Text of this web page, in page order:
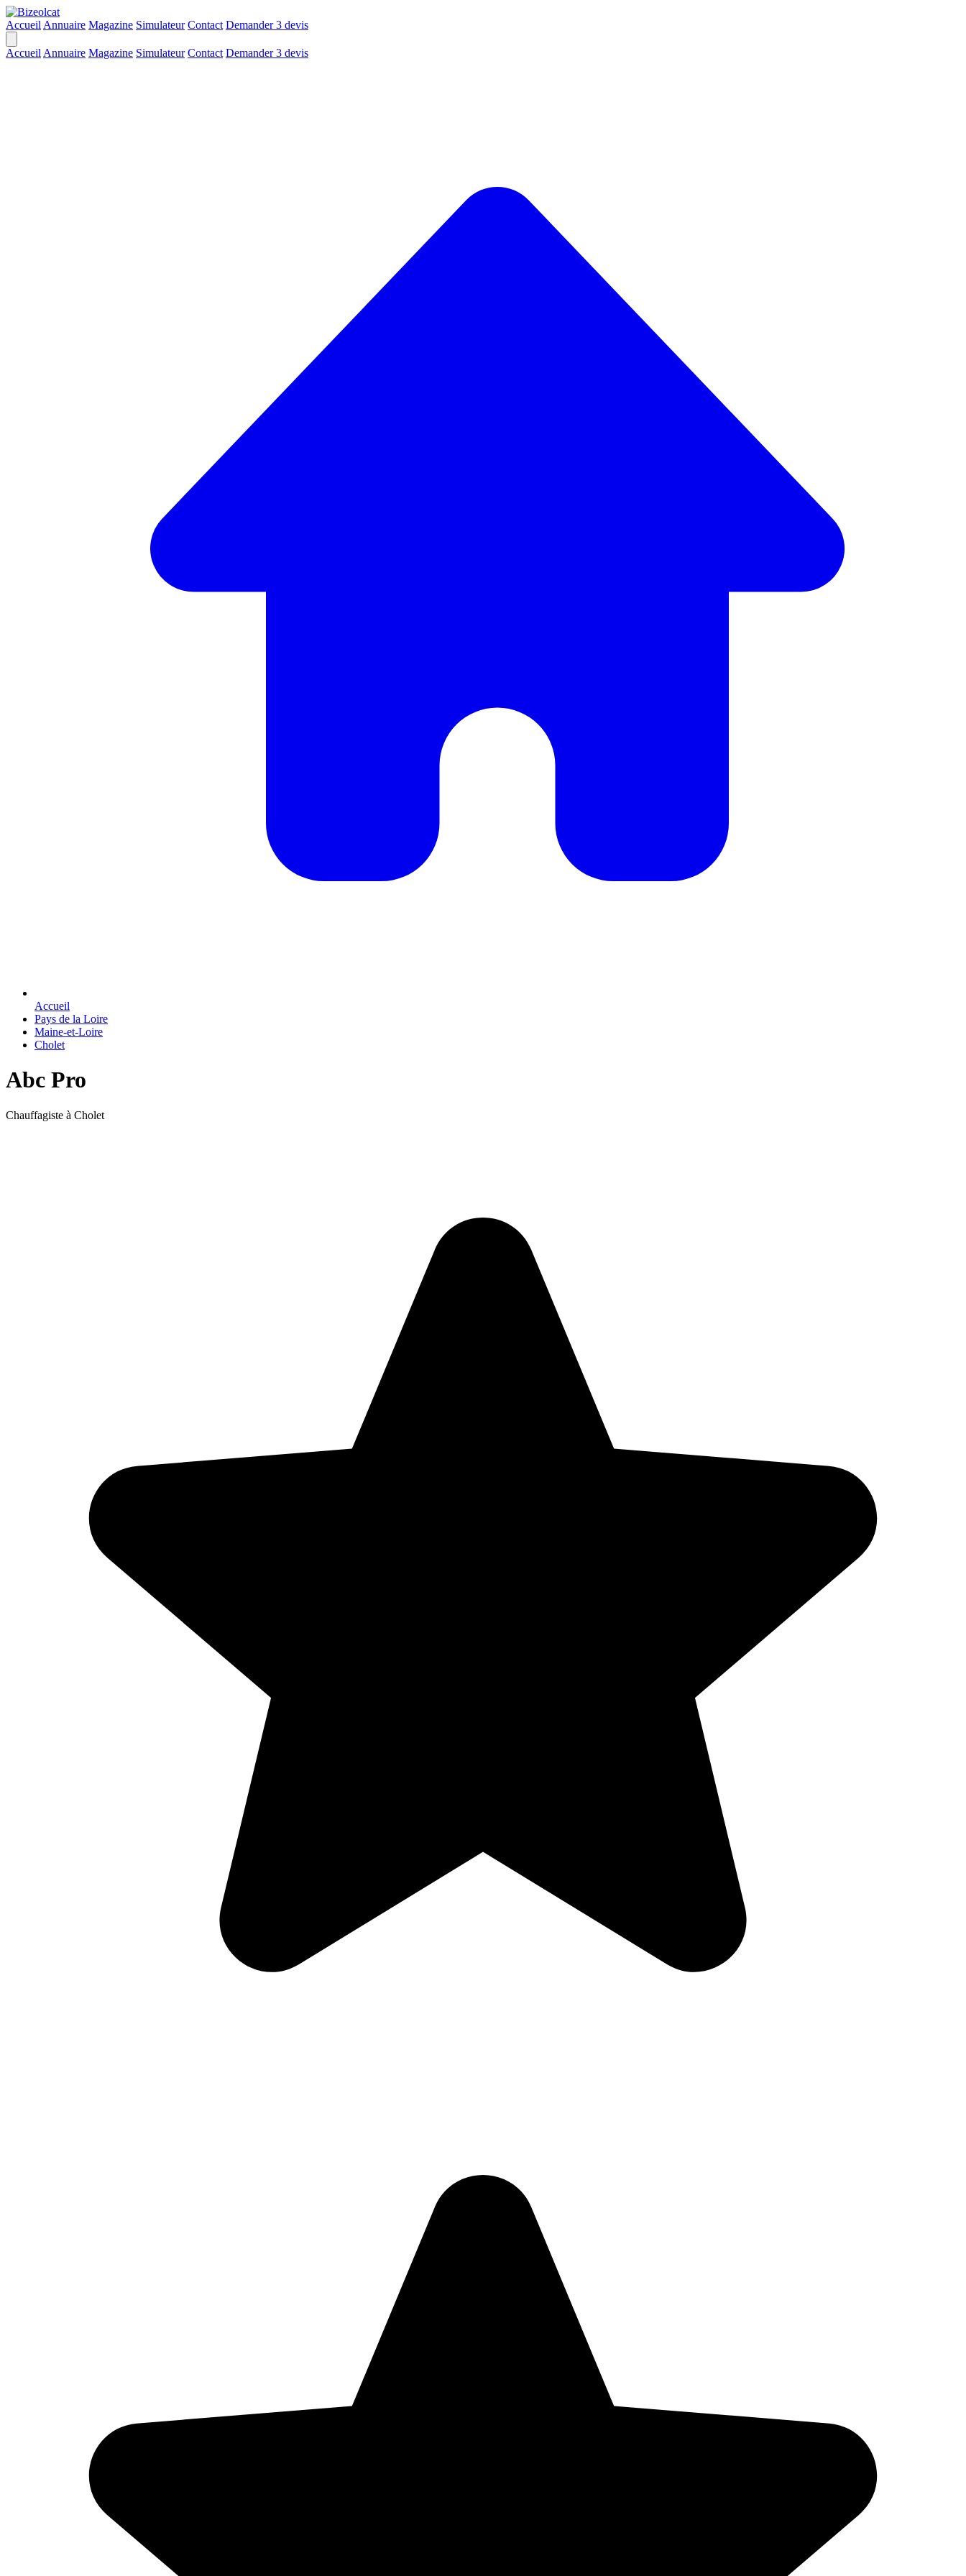
Accueil Annuaire Magazine Simulateur Contact Demander 3 devis
Accueil Annuaire Magazine Simulateur Contact Demander 3 devis
Accueil
Pays de la Loire
Maine-et-Loire
Cholet
Abc Pro
Chauffagiste à Cholet